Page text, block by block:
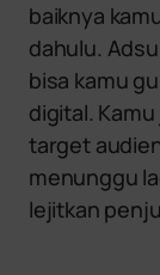
baiknya
dahulu.
bisa kamu
digital.
target
menunggu
lejitkan